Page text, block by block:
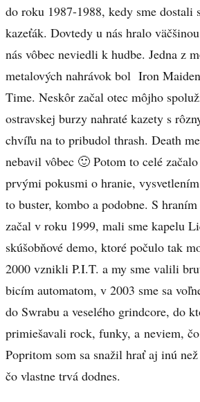
do roku 1987-1988, kedy sme dostali
kazeťák. Dovtedy u nás hralo
nás vôbec neviedli k hudbe. Jedna z
metalových nahrávok bol Iron
Time. Neskôr začal otec môjho
ostravskej burzy nahraté kazety s
chvíľu na to pribudol thrash. Death
nebavil vôbec 🙂 Potom to celé
prvými pokusmi o hranie,
to buster, kombo a podobne. S
začal v roku 1999, mali sme kapelu
skúšobňové demo, ktoré počulo tak
2000 vznikli P.I.T. a my sme valili
bicím automatom, v 2003 sme sa
do Swrabu a veselého grindcore, do
primiešavali rock, funky, a neviem,
Popritom som sa snažil hrať aj inú
čo vlastne trvá dodnes.